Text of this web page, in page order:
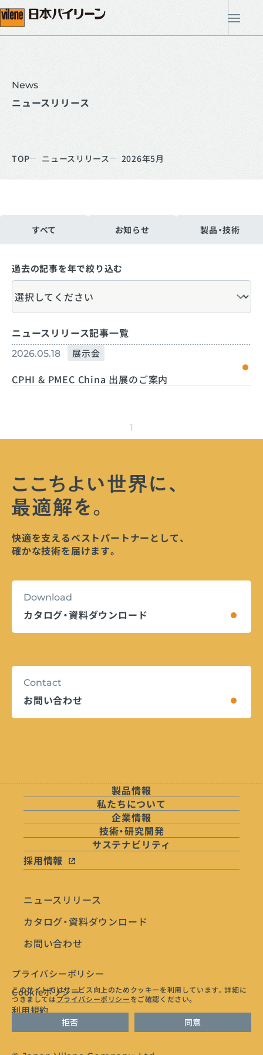
News
ニュースリリース
TOP ニュースリリース 2026年5月
すべて お知らせ 製品・技術
過去の記事を年で絞り込む
ニュースリリース記事一覧
2026.05.18 展示会
CPHI & PMEC China 出展のご案内
1
快適を支えるベストパートナーとして、
確かな技術を届けます。
Download
カタログ・資料ダウンロード
Contact
お問い合わせ
製品情報
私たちについて
企業情報
技術・研究開発
サステナビリティ
採用情報
ニュースリリース
カタログ・資料ダウンロード
お問い合わせ
プライバシーポリシー
Cookieポリシー
利用規約
このサイトではサービス向上のためクッキーを利用しています。詳細に
つきましてはプライバシーポリシーをご確認ください。
拒否 同意